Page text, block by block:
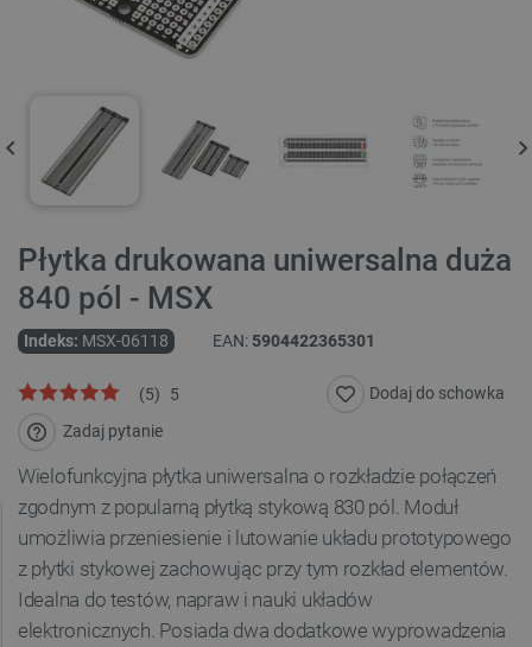
Płytka drukowana uniwersalna duża
840 pól - MSX
Indeks: MSX-06118 EAN: 5904422365301
5
(5)
Zadaj pytanie
Dodaj do schowka
Wielofunkcyjna płytka uniwersalna o rozkładzie połączeń
zgodnym z popularną płytką stykową 830 pól. Moduł
umożliwia przeniesienie i lutowanie układu prototypowego
z płytki stykowej zachowując przy tym rozkład elementów.
Idealna do testów, napraw i nauki układów
elektronicznych. Posiada dwa dodatkowe wyprowadzenia